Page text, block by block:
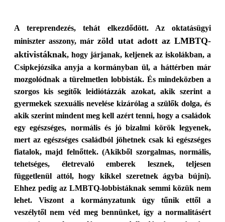
A tereprendezés, tehát elkezdődött. Az oktatásügyi
miniszter asszony, márzöld utat adott az LMBTQ-
aktivistáknak, hogy járjanak, keljenek az iskolákban, a
Csipkejózsika anyja a kormányban ül, a háttérben már
mozgolódnak a türelmetlen lobbisták. És mindeközben a
szorgos kis segítők leidiótázzák azokat, akik szerint a
gyermekek szexuális nevelése kizárólag a szülők dolga, és
akik szerint mindent meg kell azért tenni, hogy a családok
egy egészséges, normális és jó bizalmi körök legyenek,
mert az egészséges családból jöhetnek csak ki egészséges
fiatalok, majd felnőttek. (Akikből szorgalmas, normális,
tehetséges, életrevaló emberek lesznek, teljesen
függetlenül attól, hogy kikkel szeretnek ágyba bújni).
Ehhez pedig az LMBTQ-lobbistáknak semmi közük nem
lehet. Viszont a kormányzatunk úgy tűnik ettől a
veszélytől nem véd meg bennünket, így a normalitásért